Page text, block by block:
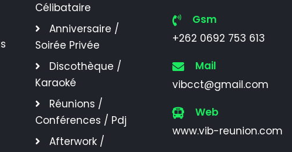
Célibataire
Anniversaire /
Soirée Privée
Discothèque /
Karaoké
Réunions /
Conférences / Pdj
Afterwork /
Gsm
+262 0692 753 613
Mail
vibcct@gmail.com
Web
www.vib-reunion.com